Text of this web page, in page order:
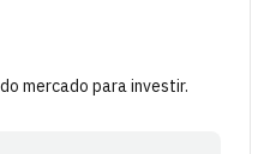
mercado para investir.